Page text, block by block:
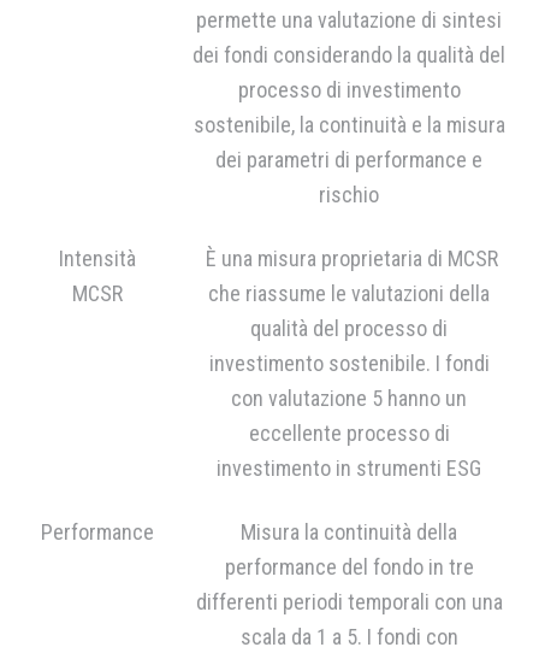
permette una valutazione di sintesi
dei fondi considerando la qualità del
processo di investimento
sostenibile, la continuità e la misura
dei parametri di performance e
rischio
Intensità
MCSR
È una misura proprietaria di MCSR
che riassume le valutazioni della
qualità del processo di
investimento sostenibile. I fondi
con valutazione 5 hanno un
eccellente processo di
investimento in strumenti ESG
Performance
Misura la continuità della
performance del fondo in tre
differenti periodi temporali con una
scala da 1 a 5. I fondi con